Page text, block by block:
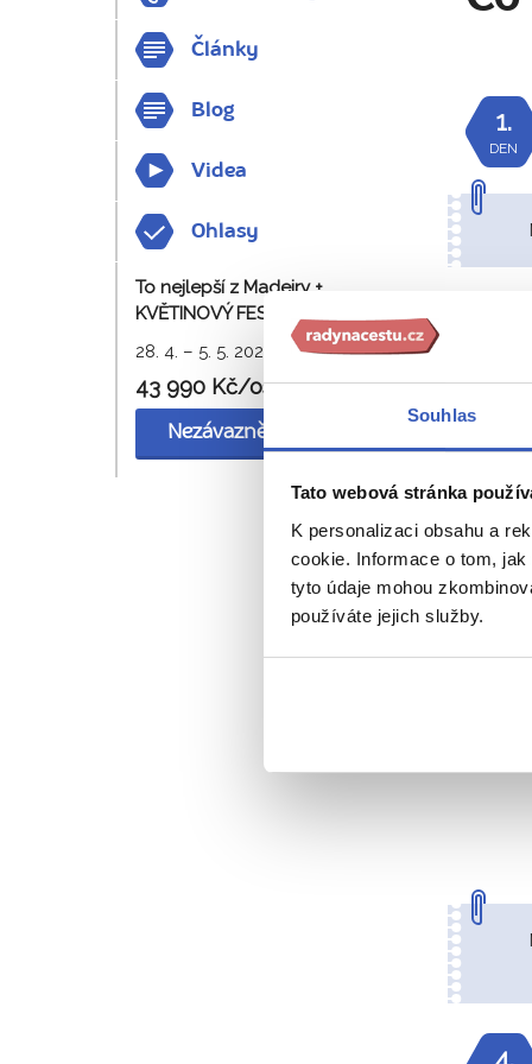
Souhlas
Tato webová stránka
K personalizaci obsahu a
cookie. Informace o tom,
tyto údaje mohou
používáte jejich služby.
Články
Blog
Videa
Ohlasy
To nejlepší z Madeiry +
KVĚTINOVÝ FESTIVAL
28. 4. – 5. 5. 2027
43 990 Kč/os.
Nezávazně rezervovat
1.
DEN